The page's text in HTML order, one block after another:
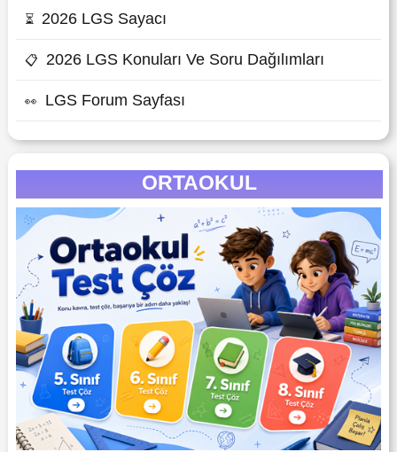
⏳ 2026 LGS Sayacı
📋 2026 LGS Konuları Ve Soru Dağılımları
👀 LGS Forum Sayfası
ORTAOKUL